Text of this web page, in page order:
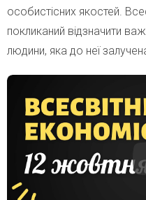
особистісних якостей.
покликаний відзначити
людини, яка до неї